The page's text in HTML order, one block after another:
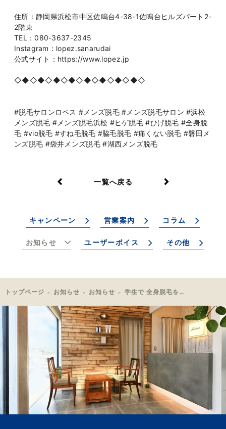
住所：静岡県浜松市中区佐鳴台4-38-1佐鳴台ヒルズパート2-
2階東
TEL：080-3637-2345
Instagram：lopez.sanarudai
公式サイト：https://www.lopez.jp
◇◆◇◆◇◆◇◆◇◆◇◆◇◆◇◆◇
#脱毛サロンロペス #メンズ脱毛 #メンズ脱毛サロン #浜松
メンズ脱毛 #メンズ脱毛浜松 #ヒゲ脱毛 #ひげ脱毛 #全身脱
毛 #vio脱毛 #すね毛脱毛 #脇毛脱毛 #痛くない脱毛 #磐田メ
ンズ脱毛 #袋井メンズ脱毛 #湖西メンズ脱毛
一覧へ戻る
キャンペーン 営業案内 コラム
お知らせ ユーザーボイス その他
トップページ お知らせ お知らせ 学生で 全身脱毛をやっているお客様！ご来店！